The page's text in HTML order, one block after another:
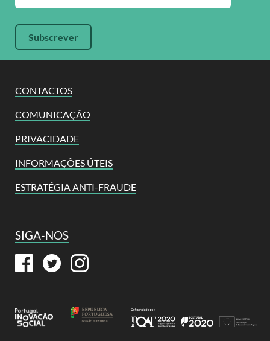
CONTACTOS
COMUNICAÇÃO
PRIVACIDADE
INFORMAÇÕES ÚTEIS
ESTRATÉGIA ANTI-FRAUDE
SIGA-NOS